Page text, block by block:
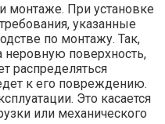
При установке
указанные
по монтажу. Так,
неровную поверхность,
распределяться
к его повреждению.
Это касается
или механического